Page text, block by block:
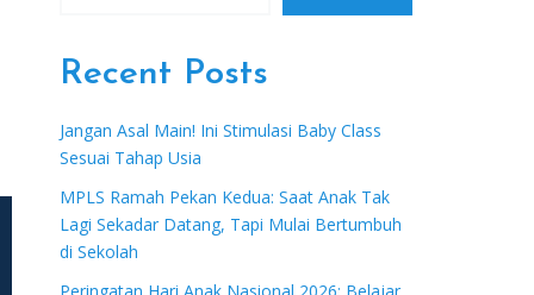
Recent Posts
Jangan Asal Main! Ini Stimulasi Baby Class
Sesuai Tahap Usia
MPLS Ramah Pekan Kedua: Saat Anak Tak
Lagi Sekadar Datang, Tapi Mulai Bertumbuh
di Sekolah